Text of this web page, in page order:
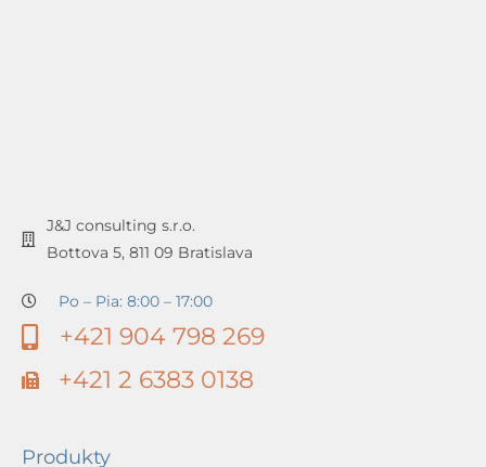
J&J consulting s.r.o.
Bottova 5, 811 09 Bratislava
Po – Pia: 8:00 – 17:00
+421 904 798 269
+421 2 6383 0138
Produkty